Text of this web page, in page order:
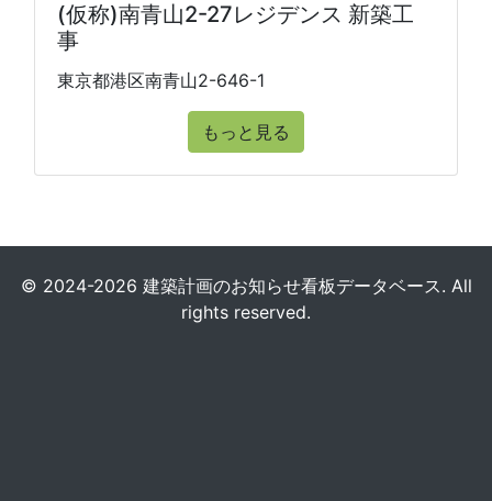
(仮称)南青山2-27レジデンス 新築工
事
東京都港区南青山2-646-1
もっと見る
© 2024-2026 建築計画のお知らせ看板データベース. All
rights reserved.